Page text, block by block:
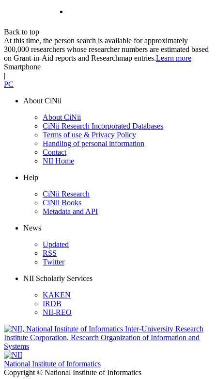
Back to top
At this time, the person search is available for approximately
300,000 researchers whose researcher numbers are estimated based
on Grant-in-Aid reports and Researchmap entries.Learn more
Smartphone
|
PC
About CiNii
About CiNii
CiNii Research Incorporated Databases
Terms of use & Privacy Policy
Handling of personal information
Contact
NII Home
Help
CiNii Research
CiNii Books
Metadata and API
News
Updated
RSS
Twitter
NII Scholarly Services
KAKEN
IRDB
NII-REO
National Institute of Informatics
Copyright © National Institute of Informatics